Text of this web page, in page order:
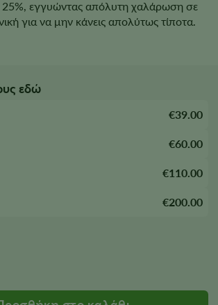
εγγυώντας απόλυτη χαλάρωση σε
για να μην κάνεις απολύτως τίποτα.
εδώ
€39.00
€60.00
€110.00
€200.00